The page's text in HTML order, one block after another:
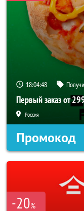
18:04:48
Первый заказ от
Россия
Промокод
-20%